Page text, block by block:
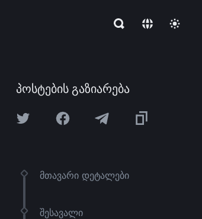
პოსტების გაზიარება
მთავარი დეტალები
შესავალი